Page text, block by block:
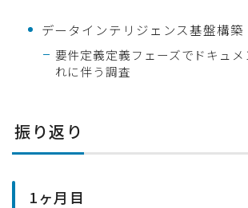
データインテリジェンス基盤構築
要件定義定義フェーズでドキュメ
れに伴う調査
振り返り
1ヶ月目